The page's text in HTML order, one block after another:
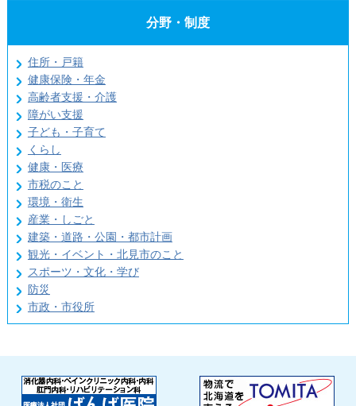
分野・制度
住所・戸籍
健康保険・年金
高齢者支援・介護
障がい支援
子ども・子育て
くらし
健康・医療
市税のこと
環境・衛生
産業・しごと
建築・道路・公園・都市計画
観光・イベント・北見市のこと
スポーツ・文化・学び
防災
市政・市役所